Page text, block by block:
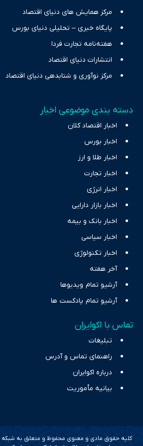
مرکز همایش های دنیای اقتصاد
پایگاه خبری – تحلیلی دنیای بورس
هفته‌نامه تجارت فردا
انتشارات دنیای اقتصاد
مرکز نوآوری و شتابدهی دنیای اقتصاد
دسته بندی موضوعی اخبار
اخبار اقتصاد کلان
اخبار بورس
اخبار طلا و ارز
اخبار تجارت
اخبار انرژی
اخبار بازار دارایی
اخبار بانک و بیمه
اخبار سیاسی
اخبار تکنولوژی
آخر هفته
آرشیو تمام ویدیوها
آرشیو تمام پادکست ها
تماس با اکوایران
تبلیغات
راهنمای تماس و آدرس
درباره اکوایران
بیانیه مأموریت
کلیه حقوق مادی و معنوی محفوظ و متعلق به شبکه